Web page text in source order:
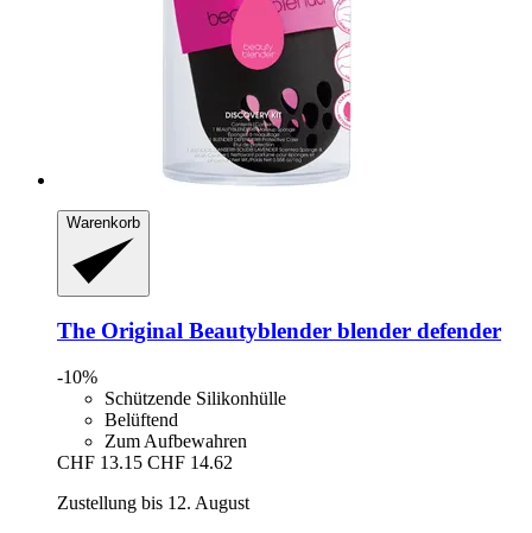
Warenkorb
The Original Beautyblender blender defender
-10%
Schützende Silikonhülle
Belüftend
Zum Aufbewahren
CHF 13.15 CHF 14.62
Zustellung bis 12. August